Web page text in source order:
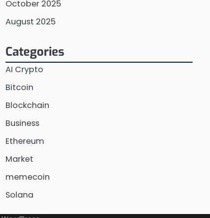
October 2025
August 2025
Categories
AI Crypto
Bitcoin
Blockchain
Business
Ethereum
Market
memecoin
Solana